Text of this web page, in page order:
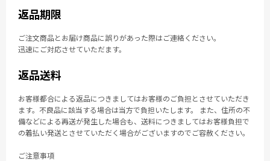
返品期限
ご注文商品とお届け商品に誤りがあった際はご連絡ください。
迅速にご対応させていただます。
返品送料
お客様都合による返品につきましてはお客様のご負担とさせていただき
ます。不良品に該当する場合は当方で負担いたします。 また、住所の不
備などによる再送が発生した場合も、送料につきましてはお客様負担で
の着払い発送とさせていただく場合がございますのでご容赦ください。
ご注意事項